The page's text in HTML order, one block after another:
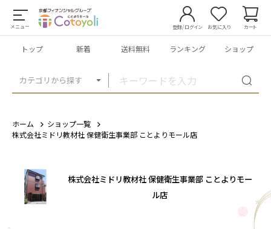
メニュー
カテゴリから探す
登録/ログイン お気に入り カート
トップ 新着 送料無料 ランキング ショップ
ホーム
ショップ一覧
株式会社ミドリ教材社 保健衛生事業部 ことよりモール店
株式会社ミドリ教材社 保健衛生事業部 ことよりモー
ル店